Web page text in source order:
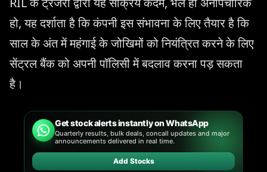
हो, यह दर्शाता है कि कंपनी इस संभावना के लिए तैयार है कि
साल के अंत में महंगाई के जोखिमों को नियंत्रित करने के लिए
सेंट्रल बैंक को अपनी पॉलिसी में बदलाव करना पड़ सकता
है।
Get stock alerts instantly on WhatsApp
Quarterly results, bulk deals, concall updates and major
announcements delivered in real time.
Add Stocks